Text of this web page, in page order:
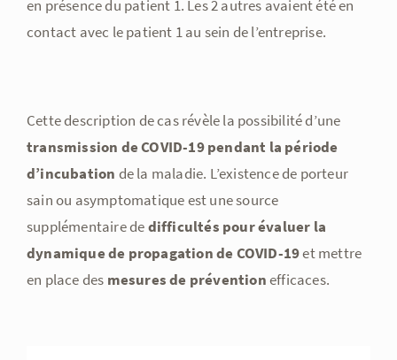
en présence du patient 1. Les 2 autres avaient été en
contact avec le patient 1 au sein de l’entreprise.
Cette description de cas révèle la possibilité d’une
transmission de COVID-19 pendant la période
d’incubation de la maladie. L’existence de porteur
sain ou asymptomatique est une source
supplémentaire dedifficultés pour évaluer la
dynamique de propagation de COVID-19et mettre
en place des mesures de préventionefficaces.